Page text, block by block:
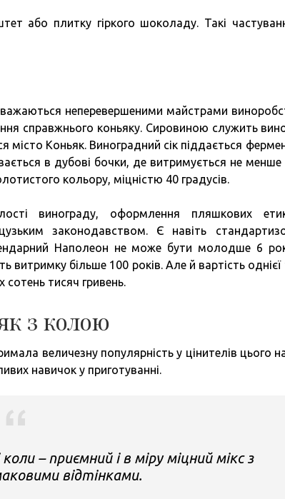
або плитку гіркого шоколаду. Такі
неперевершеними майстрами
справжнього коньяку. Сировиною служить
місто Коньяк. Виноградний сік піддається
в дубові бочки, де витримується не
кольору, міцністю 40 градусів.
винограду, оформлення пляшкових
законодавством. Є навіть
Наполеон не може бути молодше 6
більше 100 років. Але й вартість однієї
сотень тисяч гривень.
з колою
величезну популярність у цінителів цього
навичок у приготуванні.
– приємний і в міру міцний мікс з
відтінками.